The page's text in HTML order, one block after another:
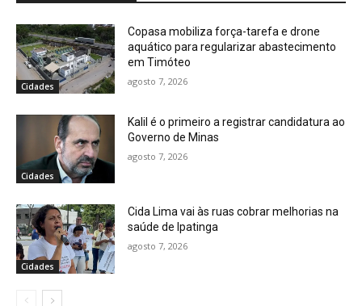
Cidades
Copasa mobiliza força-tarefa e drone
aquático para regularizar abastecimento
em Timóteo
agosto 7, 2026
Cidades
Kalil é o primeiro a registrar candidatura ao
Governo de Minas
agosto 7, 2026
Cidades
Cida Lima vai às ruas cobrar melhorias na
saúde de Ipatinga
agosto 7, 2026